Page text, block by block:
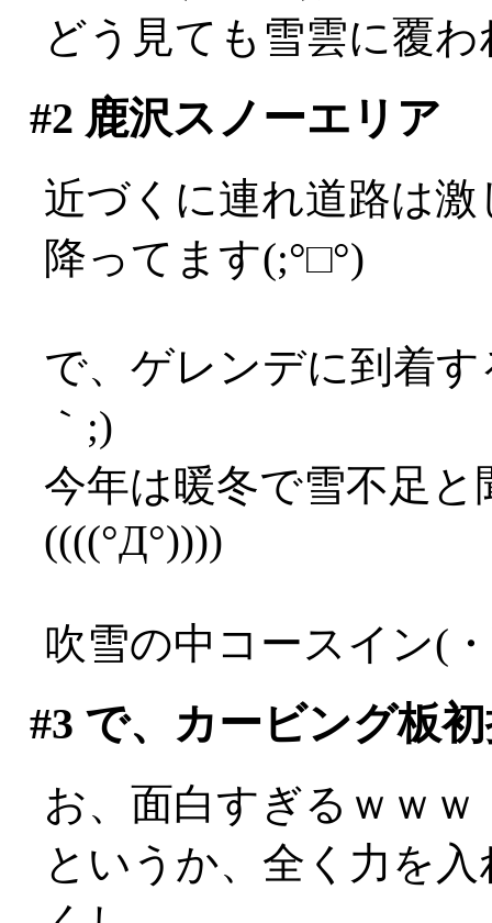
どう見ても雪雲に覆
#2 鹿沢スノーエリア
近づくに連れ道路は
降ってます(;°□°)
で、ゲレンデに到着
｀;)
今年は暖冬で雪不足
((((°Д°))))
吹雪の中コースイン(
#3 で、カービング板
お、面白すぎるｗｗｗ
というか、全く力を